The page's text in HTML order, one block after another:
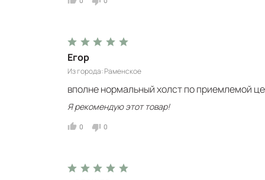
Егор
Из города Раменское
вполне нормальный холст по приемлемой
Я рекомендую этот товар!
0 0